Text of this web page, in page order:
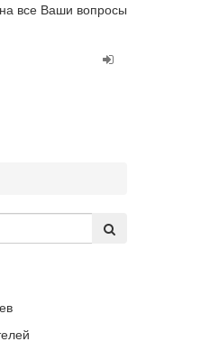
все Ваши вопросы